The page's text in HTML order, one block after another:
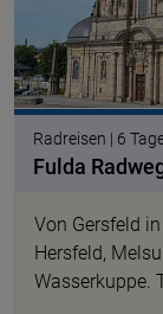
Radreisen | 6
Fulda
Von Gersfeld
Hersfeld,
Wasserkuppe.